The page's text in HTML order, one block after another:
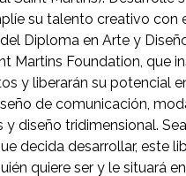
su talento creativo con
Diploma en Arte y
Martins Foundation, que
y liberarán su potencial
de comunicación,
y diseño tridimensional.
decida desarrollar, este
quiere ser y le situará